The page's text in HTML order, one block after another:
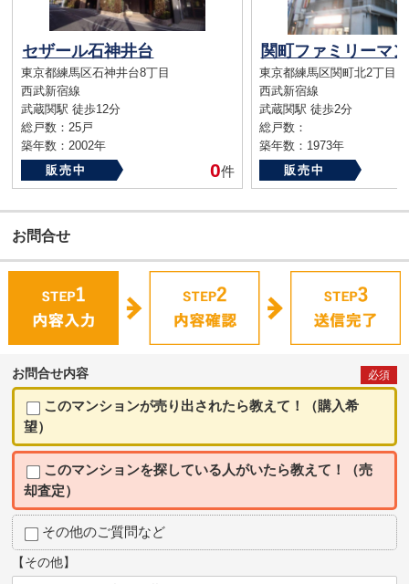
セザール石神井台
東京都練馬区石神井台8丁目
西武新宿線
武蔵関駅 徒歩12分
総戸数：25戸
築年数：2002年
販売中
0件
関町ファミリーマ
東京都練馬区関町北2丁目
西武新宿線
武蔵関駅 徒歩2分
総戸数：
築年数：1973年
販売中
お問合せ
お問合せ内容 必須
このマンションが売り出されたら教えて！（購入希
望）
このマンションを探している人がいたら教えて！（売
却査定）
その他のご質問など
【その他】